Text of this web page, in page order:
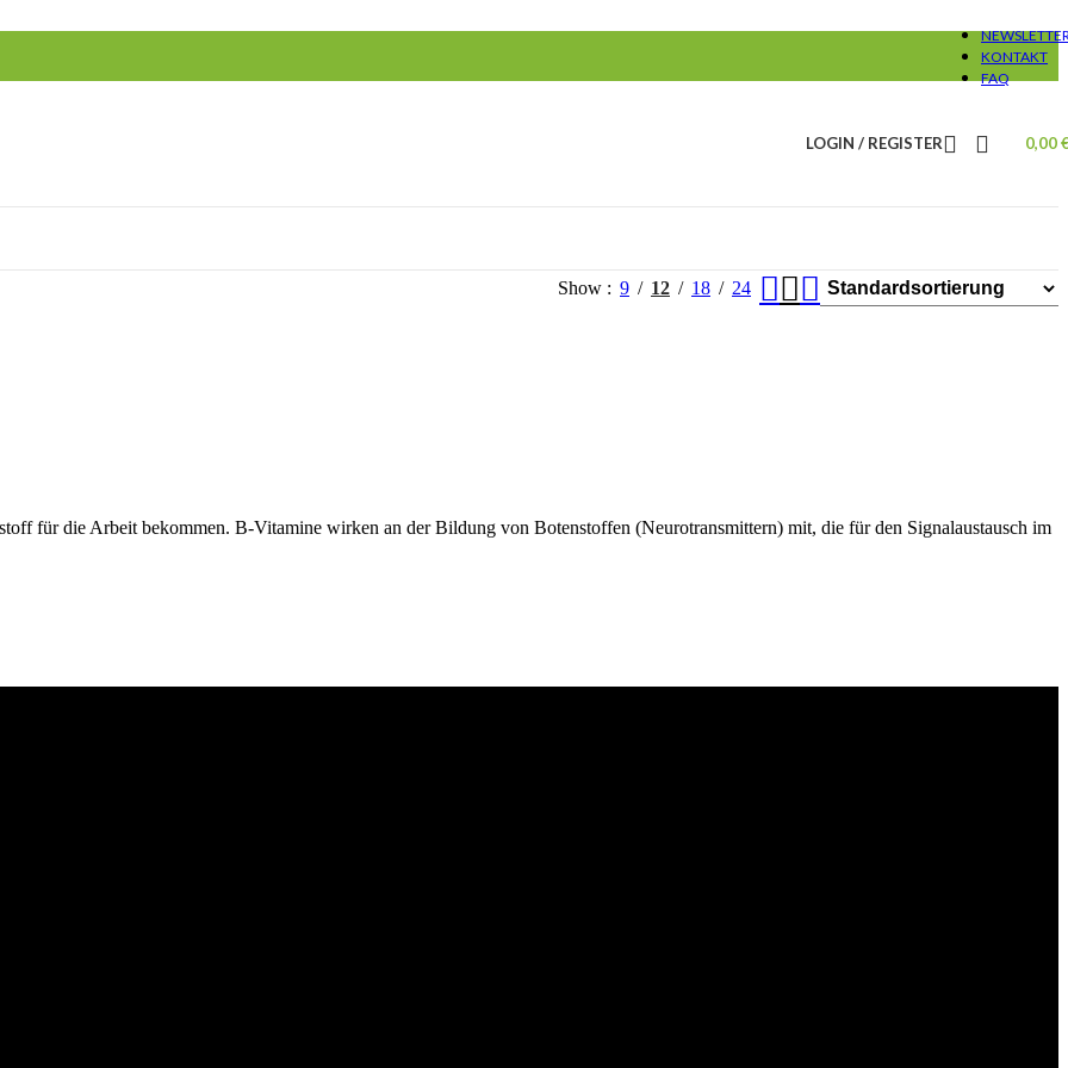
KONTAKT
FAQ
LOGIN / REGISTER 0,00
Show 9 12 18 24
für die Arbeit bekommen. B-Vitamine wirken an der Bildung von Botenstoffen (Neurotransmittern) mit, die für den Signalaustausch im